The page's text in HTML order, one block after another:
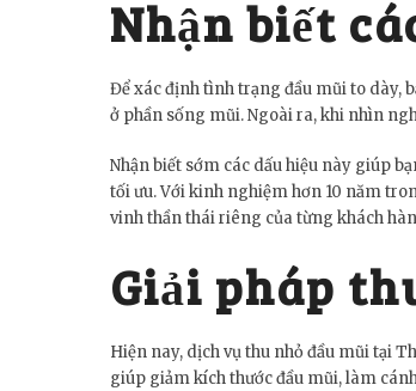
Nhận biết
Để xác định tình trạng đầu mũi to dày,
ở phần sống mũi. Ngoài ra, khi nhìn
Nhận biết sớm các dấu hiệu này giúp
tối ưu. Với kinh nghiệm hơn 10 năm
vinh thần thái riêng của từng khách
Giải pháp
Hiện nay, dịch vụ thu nhỏ đầu mũi tại
giúp giảm kích thước đầu mũi, làm